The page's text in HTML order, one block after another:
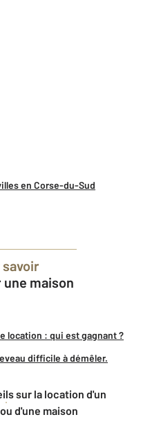
en Corse-du-Sud
savoir
maison
location : qui est gagnant ?
difficile à démêler.
d'une maison